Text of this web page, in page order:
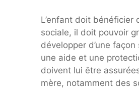
L’enfant doit bénéficier
sociale, il doit pouvoir
développer d’une
une aide et une
doivent lui être
mère, notamment des